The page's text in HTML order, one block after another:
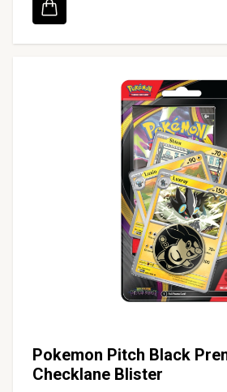
Pokemon Pitch Black
Checklane Blister